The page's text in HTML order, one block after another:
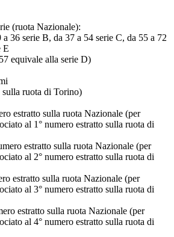
(ruota Nazionale):
36 serie B, da 37 a 54 serie C, da 55 a 72
E
equivale alla serie D)
sulla ruota di Torino)
estratto sulla ruota Nazionale (per
al 1° numero estratto sulla ruota di
estratto sulla ruota Nazionale (per
al 2° numero estratto sulla ruota di
estratto sulla ruota Nazionale (per
al 3° numero estratto sulla ruota di
estratto sulla ruota Nazionale (per
al 4° numero estratto sulla ruota di